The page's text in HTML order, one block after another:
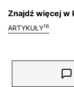
Znajdź więcej w
ARTYKUŁY16